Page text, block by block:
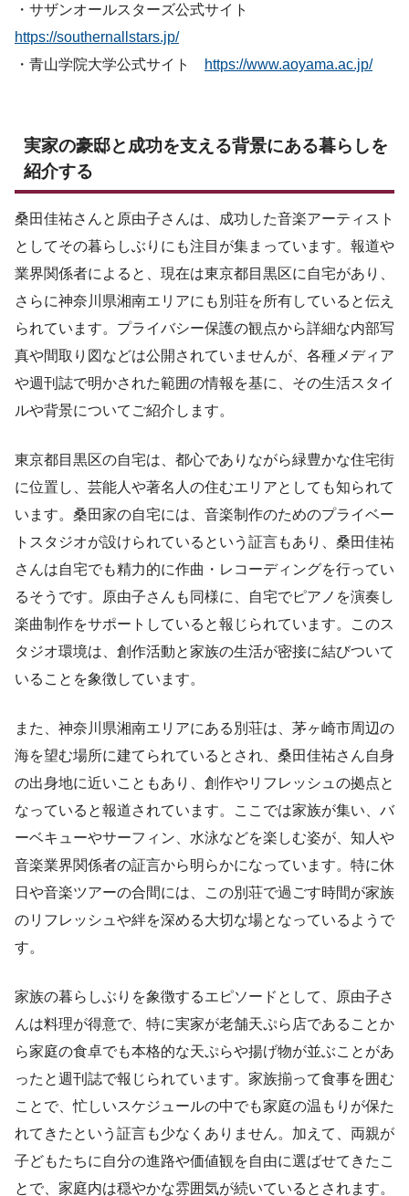
・サザンオールスターズ公式サイト
https://southernallstars.jp/
・青山学院大学公式サイト
https://www.aoyama.ac.jp/
実家の豪邸と成功を支える背景にある暮らしを
紹介する
桑田佳祐さんと原由子さんは、成功した音楽アーティスト
としてその暮らしぶりにも注目が集まっています。報道や
業界関係者によると、現在は東京都目黒区に自宅があり、
さらに神奈川県湘南エリアにも別荘を所有していると伝え
られています。プライバシー保護の観点から詳細な内部写
真や間取り図などは公開されていませんが、各種メディア
や週刊誌で明かされた範囲の情報を基に、その生活スタイ
ルや背景についてご紹介します。
東京都目黒区の自宅は、都心でありながら緑豊かな住宅街
に位置し、芸能人や著名人の住むエリアとしても知られて
います。桑田家の自宅には、音楽制作のためのプライベー
トスタジオが設けられているという証言もあり、桑田佳祐
さんは自宅でも精力的に作曲・レコーディングを行ってい
るそうです。原由子さんも同様に、自宅でピアノを演奏し
楽曲制作をサポートしていると報じられています。このス
タジオ環境は、創作活動と家族の生活が密接に結びついて
いることを象徴しています。
また、神奈川県湘南エリアにある別荘は、茅ヶ崎市周辺の
海を望む場所に建てられているとされ、桑田佳祐さん自身
の出身地に近いこともあり、創作やリフレッシュの拠点と
なっていると報道されています。ここでは家族が集い、バ
ーベキューやサーフィン、水泳などを楽しむ姿が、知人や
音楽業界関係者の証言から明らかになっています。特に休
日や音楽ツアーの合間には、この別荘で過ごす時間が家族
のリフレッシュや絆を深める大切な場となっているようで
す。
家族の暮らしぶりを象徴するエピソードとして、原由子さ
んは料理が得意で、特に実家が老舗天ぷら店であることか
ら家庭の食卓でも本格的な天ぷらや揚げ物が並ぶことがあ
ったと週刊誌で報じられています。家族揃って食事を囲む
ことで、忙しいスケジュールの中でも家庭の温もりが保た
れてきたという証言も少なくありません。加えて、両親が
子どもたちに自分の進路や価値観を自由に選ばせてきたこ
とで、家庭内は穏やかな雰囲気が続いているとされます。